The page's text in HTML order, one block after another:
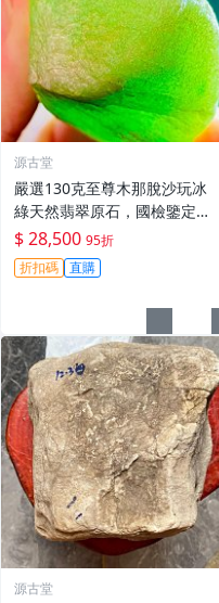
源古堂
嚴選130克至尊木那脫沙玩冰
綠天然翡翠原石，國檢鑒定真
品保證，收到即可驗貨。支持
國家珠寶玉石質量監督檢驗中
心証書。 木那脫沙 天然翡翠
$ 28,500 95折
折扣碼 直購
源古堂